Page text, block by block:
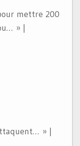
mettre 200
» |
» |